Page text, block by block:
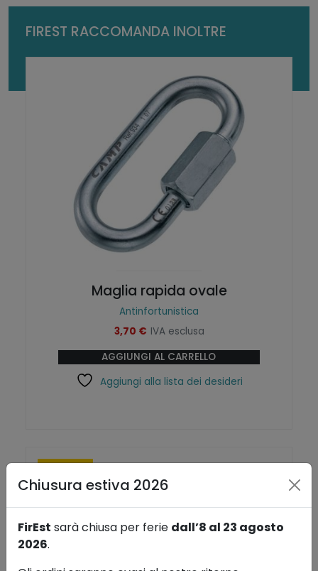
FIREST RACCOMANDA INOLTRE
Maglia rapida ovale
Antinfortunistica
3,70 € IVA esclusa
AGGIUNGI AL CARRELLO
Aggiungi alla lista dei desideri
Chiusura estiva 2026
FirEst sarà chiusa per ferie dall’8 al 23 agosto
2026.